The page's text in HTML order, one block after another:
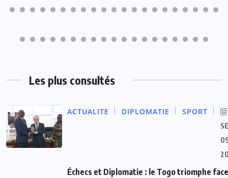
Les plus consultés
ACTUALITE DIPLOMATIE SPORT
Échecs et Diplomatie : le Togo triomphe